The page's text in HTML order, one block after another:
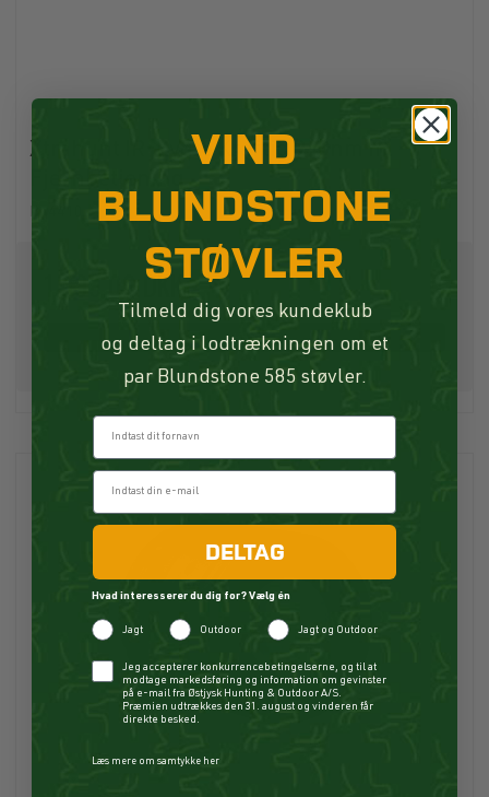
Xtrahunt IR-Lygte Kraftig 940nm m.
1.099,00 DKK
Køb
VIND
BLUNDSTONE
STØVLER
Tilmeld dig vores kundeklub
og deltag i lodtrækningen om et
par Blundstone 585 støvler.
Fornavn
DELTAG
Hvad interesserer du dig for? Vælg én
Jagt Outdoor Jagt og Outdoor
CheckboxJeg accepterer konkurrencebetingelserne, og til at
modtage markedsføring og information om gevinster
på e-mail fra Østjysk Hunting & Outdoor A/S.
Præmien udtrækkes den 31. august og vinderen får
direkte besked.
Læs mere om samtykke her